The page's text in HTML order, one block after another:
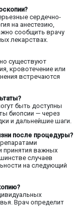
сердечно-
на анестезию,
сообщить врачу
лекарствах.
существуют
кровотечение или
встречаются
быть доступны
биопсии — через
и дальнейшие шаги.
после процедуры?
принятия важных
случаев
на следующий
Врач определит